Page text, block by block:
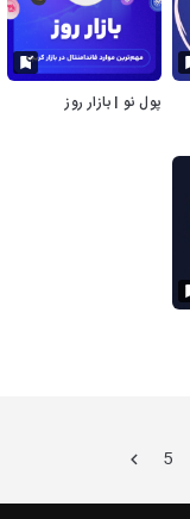
پول نو | بازار روز
5